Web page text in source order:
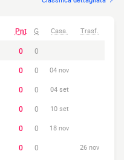
Pnt G Casa. Trasf.
0
0
0 0 04 nov
0 0 04 set
0 0 10 set
0 0 18 nov
0 0 26 nov